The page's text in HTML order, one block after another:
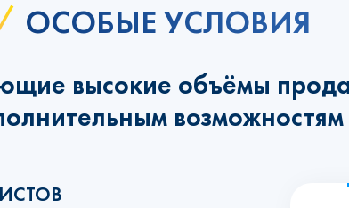
ОСОБЫЕ УСЛОВИЯ
высокие объёмы
возможностям